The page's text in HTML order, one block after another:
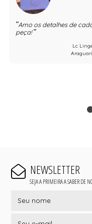
Amo os detalhes de
peça!
Lc
NEWSLETTER
SEJA A PRIMEIRA A SABER DE